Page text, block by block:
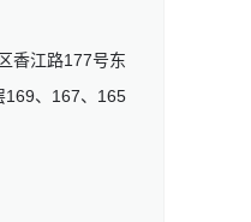
香江路177号东
169、167、165